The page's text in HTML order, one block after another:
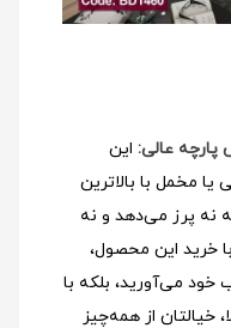
عالی: این
یا مخمل با بالاترین
پرز می‌دهد و نه
خرید این محصول،
خود می‌آورید، بلکه با
خیالتان از همه‌چیز